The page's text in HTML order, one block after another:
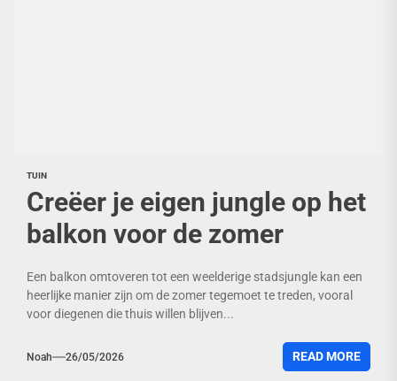
TUIN
Creëer je eigen jungle op het
balkon voor de zomer
Een balkon omtoveren tot een weelderige stadsjungle kan een
heerlijke manier zijn om de zomer tegemoet te treden, vooral
voor diegenen die thuis willen blijven...
Noah 26/05/2026 READ MORE